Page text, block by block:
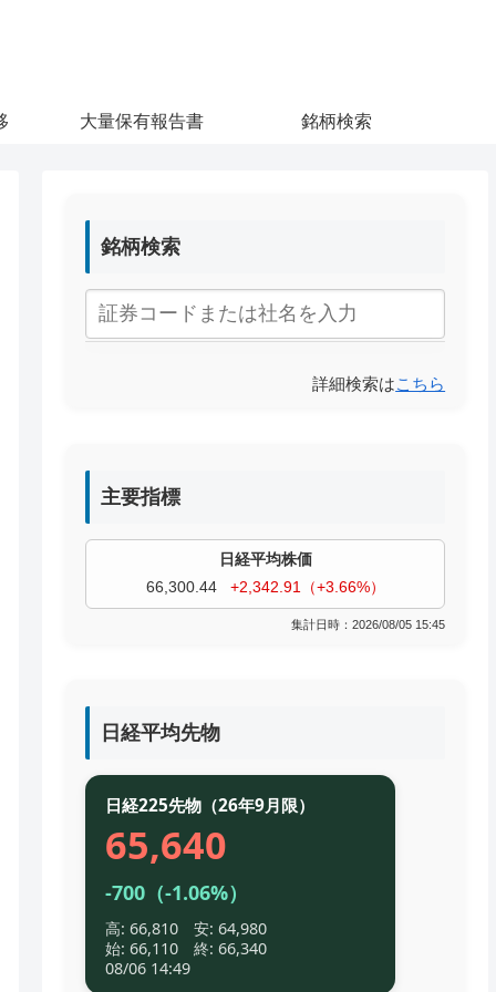
大量保有報告書 銘柄検索
過去株価
銘柄検索
詳細検索はこちら
主要指標
TOPIX
4,046.17
+84.39（+2.13%）
集計日時：2026/08/05 15:45
日経平均先物
日経225先物（26年9月限）
65,640
-700（-1.06%）
高: 66,810 安: 64,980
始: 66,110 終: 66,340
08/06 14:49